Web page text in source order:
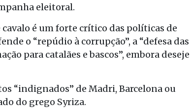
eleitoral.
é um forte crítico das políticas de
o “repúdio à corrupção”, a “defesa das
para catalães e bascos”, embora deseje
“indignados” de Madri, Barcelona ou
do grego Syriza.